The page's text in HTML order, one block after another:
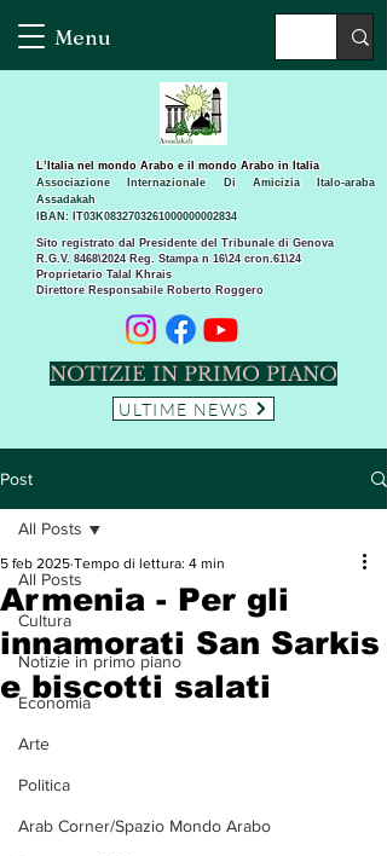
Menu
Sito registrato dal Presidente del Tribunale di Genova
R.G.V. 8468\2024 Reg. Stampa n 16\24 cron.61\24 ​
Proprietario Talal Khrais
Direttore Responsabile Roberto Roggero
L’Italia nel mondo Arabo e il mondo Arabo in Italia
Associazione Internazionale Di Amicizia Italo-araba
Assadakah
IBAN: IT03K0832703261000000002834
NOTIZIE IN PRIMO PIANO
ULTIME NEWS
Post
All Posts
Cultura
Notizie in primo piano
Economia
Arte
Politica
Arab Corner/Spazio Mondo Arabo
All Posts
Armenia - Per gli
innamorati San Sarkis
e biscotti salati
5 feb 2025 Tempo di lettura: 4 min